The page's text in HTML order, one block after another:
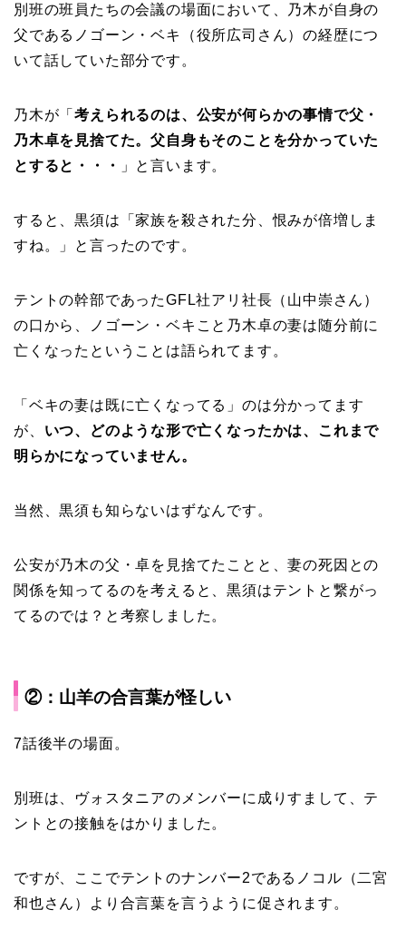
別班の班員たちの会議の場面において、乃木が自身の
父であるノゴーン・ベキ（役所広司さん）の経歴につ
いて話していた部分です。
乃木が「考えられるのは、公安が何らかの事情で父・
乃木卓を見捨てた。父自身もそのことを分かっていた
とすると・・・
」と言います。
すると、黒須は「家族を殺された分、恨みが倍増しま
すね。」と言ったのです。
テントの幹部であったGFL社アリ社長（山中崇さん）
の口から、ノゴーン・ベキこと乃木卓の妻は随分前に
亡くなったということは語られてます。
「ベキの妻は既に亡くなってる」のは分かってます
が、 いつ、どのような形で亡くなったかは、これまで
明らかになっていません。
当然、黒須も知らないはずなんです。
公安が乃木の父・卓を見捨てたことと、妻の死因との
関係を知ってるのを考えると、黒須はテントと繋がっ
てるのでは？と考察しました。
②：山羊の合言葉が怪しい
7話後半の場面。
別班は、ヴォスタニアのメンバーに成りすまして、テ
ントとの接触をはかりました。
ですが、ここでテントのナンバー2であるノコル（二宮
和也さん）より合言葉を言うように促されます。